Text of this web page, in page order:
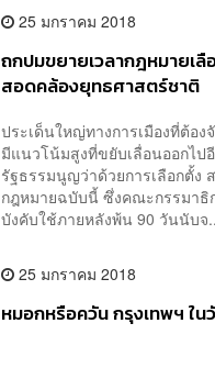
25 มกราคม 2018
ถกปมขยายเวลากฎหมายเ
สอดคล้องยุทธศาสตร์ชาติ
ประเด็นใหญ่ทางการเมืองที่ต้อง
มีแนวโน้มสูงที่ขยับเลื่อนออกไป
รัฐธรรมนูญว่าด้วยการเลือกตั้ง
กฎหมายฉบับนี้ ซึ่งคณะกรรมาธิ
บังคับใช้ภายหลังพ้น 90 วันนับจ
25 มกราคม 2018
หมอกหรือควัน กรุงเทพฯ ใ